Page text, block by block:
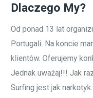
Dlaczego My?
Od ponad 13 lat
Portugali. Na koncie
klientów. Oferujemy
Jednak uważaj!!! Jak
Surfing jest jak